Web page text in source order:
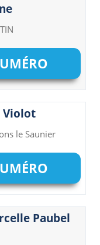
Violot
le Saunier
Paubel